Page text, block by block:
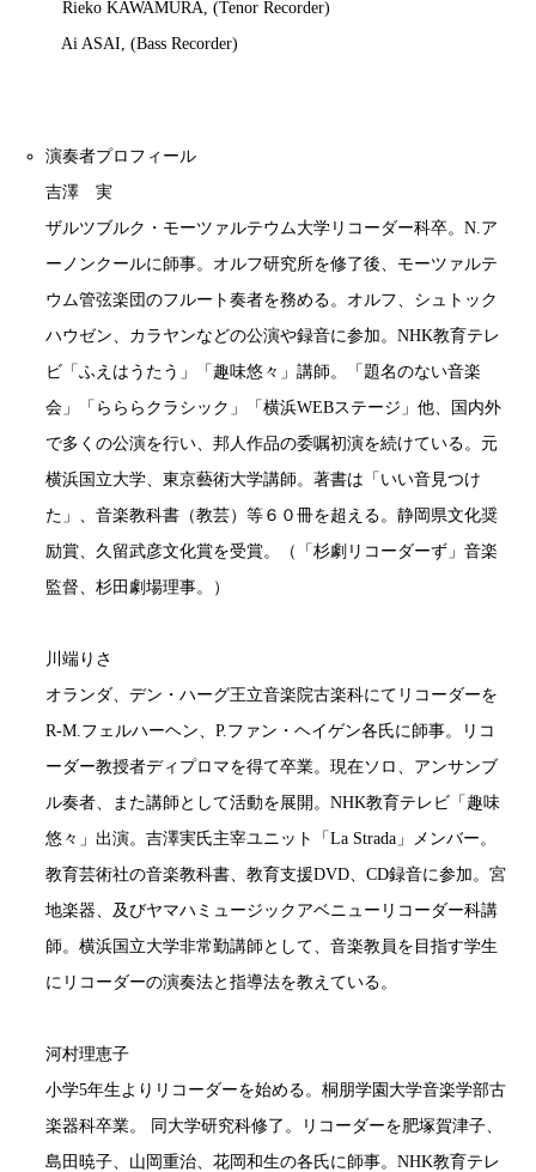
Rieko KAWAMURA, (Tenor Recorder)
Ai ASAI, (Bass Recorder)
演奏者プロフィール
吉澤 実
ザルツブルク・モーツァルテウム大学リコーダー科卒。N.ア
ーノンクールに師事。オルフ研究所を修了後、モーツァルテ
ウム管弦楽団のフルート奏者を務める。オルフ、シュトック
ハウゼン、カラヤンなどの公演や録音に参加。NHK教育テレ
ビ「ふえはうたう」「趣味悠々」講師。「題名のない音楽
会」「らららクラシック」「横浜WEBステージ」他、国内外
で多くの公演を行い、邦人作品の委嘱初演を続けている。元
横浜国立大学、東京藝術大学講師。著書は「いい音見つけ
た」、音楽教科書（教芸）等６０冊を超える。静岡県文化奨
励賞、久留武彦文化賞を受賞。（「杉劇リコーダーず」音楽
監督、杉田劇場理事。）
川端りさ
オランダ、デン・ハーグ王立音楽院古楽科にてリコーダーを
R-M.フェルハーヘン、P.ファン・ヘイゲン各氏に師事。リコ
ーダー教授者ディプロマを得て卒業。現在ソロ、アンサンブ
ル奏者、また講師として活動を展開。NHK教育テレビ「趣味
悠々」出演。吉澤実氏主宰ユニット「La Strada」メンバー。
教育芸術社の音楽教科書、教育支援DVD、CD録音に参加。宮
地楽器、及びヤマハミュージックアベニューリコーダー科講
師。横浜国立大学非常勤講師として、音楽教員を目指す学生
にリコーダーの演奏法と指導法を教えている。
河村理恵子
小学5年生よりリコーダーを始める。桐朋学園大学音楽学部古
楽器科卒業。 同大学研究科修了。リコーダーを肥塚賀津子、
島田暁子、山岡重治、花岡和生の各氏に師事。NHK教育テレ